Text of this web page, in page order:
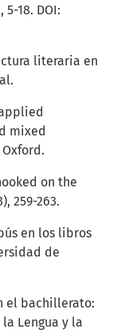
18. DOI:
literaria en
mixed
on the
259-263.
en los libros
de
el bachillerato:
Lengua y la